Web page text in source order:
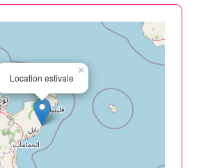
Location estivale
×